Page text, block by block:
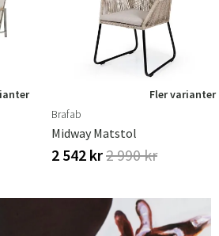
Fler varianter
Brafab
Midway Matstol
2 542 kr2 990 kr